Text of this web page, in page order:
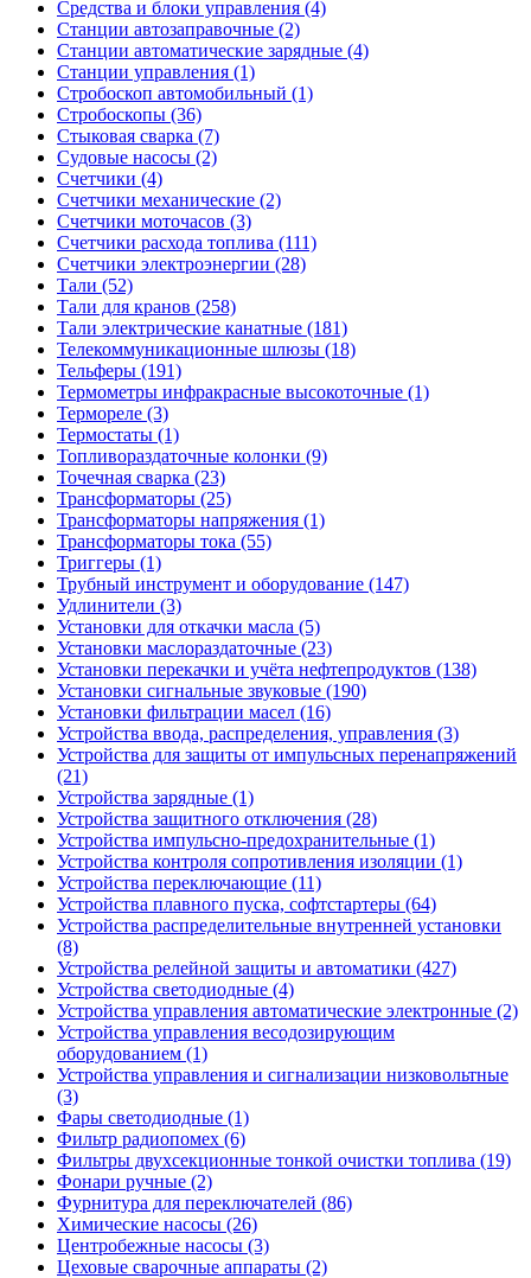
Средства и блоки управления (4)
Станции автозаправочные (2)
Станции автоматические зарядные (4)
Станции управления (1)
Стробоскоп автомобильный (1)
Стробоскопы (36)
Стыковая сварка (7)
Судовые насосы (2)
Счетчики (4)
Счетчики механические (2)
Счетчики моточасов (3)
Счетчики расхода топлива (111)
Счетчики электроэнергии (28)
Тали (52)
Тали для кранов (258)
Тали электрические канатные (181)
Телекоммуникационные шлюзы (18)
Тельферы (191)
Термометры инфракрасные высокоточные (1)
Термореле (3)
Термостаты (1)
Топливораздаточные колонки (9)
Точечная сварка (23)
Трансформаторы (25)
Трансформаторы напряжения (1)
Трансформаторы тока (55)
Триггеры (1)
Трубный инструмент и оборудование (147)
Удлинители (3)
Установки для откачки масла (5)
Установки маслораздаточные (23)
Установки перекачки и учёта нефтепродуктов (138)
Установки сигнальные звуковые (190)
Установки фильтрации масел (16)
Устройства ввода, распределения, управления (3)
Устройства для защиты от импульсных перенапряжений
(21)
Устройства зарядные (1)
Устройства защитного отключения (28)
Устройства импульсно-предохранительные (1)
Устройства контроля сопротивления изоляции (1)
Устройства переключающие (11)
Устройства плавного пуска, софтстартеры (64)
Устройства распределительные внутренней установки
(8)
Устройства релейной защиты и автоматики (427)
Устройства светодиодные (4)
Устройства управления автоматические электронные (2)
Устройства управления весодозирующим
оборудованием (1)
Устройства управления и сигнализации низковольтные
(3)
Фары светодиодные (1)
Фильтр радиопомех (6)
Фильтры двухсекционные тонкой очистки топлива (19)
Фонари ручные (2)
Фурнитура для переключателей (86)
Химические насосы (26)
Центробежные насосы (3)
Цеховые сварочные аппараты (2)